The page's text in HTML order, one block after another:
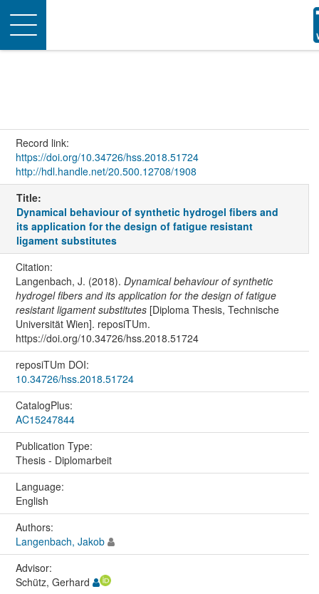
Toggle
navigation
Record link:
https://doi.org/10.34726/hss.2018.51724
http://hdl.handle.net/20.500.12708/1908
Title:
Dynamical behaviour of synthetic hydrogel fibers and
its application for the design of fatigue resistant
ligament substitutes
Citation:
Langenbach, J. (2018). Dynamical behaviour of synthetic
hydrogel fibers and its application for the design of fatigue
resistant ligament substitutes[Diploma Thesis, Technische
Universität Wien]. reposiTUm.
https://doi.org/10.34726/hss.2018.51724
reposiTUm DOI:
10.34726/hss.2018.51724
CatalogPlus:
AC15247844
Publication Type:
Thesis - Diplomarbeit
Language:
English
Authors:
Langenbach, Jakob
Advisor:
Schütz, Gerhard